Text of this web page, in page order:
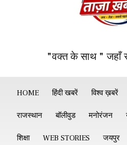
"वक्त के साथ " जहाँ
HOME हिंदी खबरें विश्व ख़बरें
राजस्थान बॉलीवुड मनोरंजन
शिक्षा WEB STORIES जयपुर